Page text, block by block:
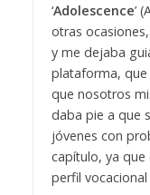
‘Adolescence’
otras
y me dejaba
plataforma,
que nosotros
daba pie a que
jóvenes con
capítulo, ya
perfil